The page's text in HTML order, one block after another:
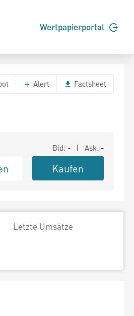
Wertpapierportal
Alert Factsheet
Bid: - | Ask: -
Kaufen
Letzte Umsätze